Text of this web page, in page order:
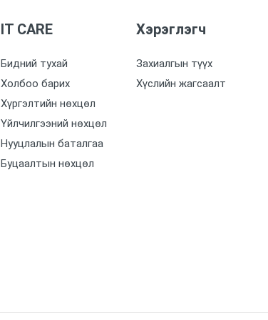
IT CARE
Бидний тухай
Холбоо барих
Хүргэлтийн нөхцөл
Үйлчилгээний нөхцөл
Нууцлалын баталгаа
Буцаалтын нөхцөл
Хэрэглэгч
Захиалгын түүх
Хүслийн жагсаалт